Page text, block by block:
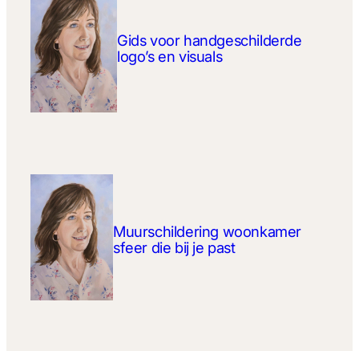
Gids voor handgeschilderde
logo’s en visuals
Muurschildering woonkamer
sfeer die bij je past